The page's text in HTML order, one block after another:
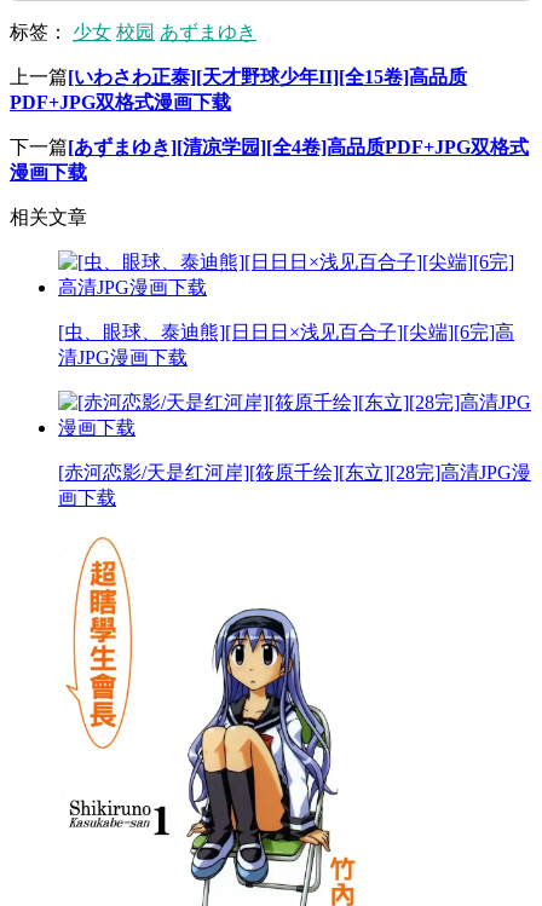
标签： 少女 校园 あずまゆき
上一篇[いわさわ正泰][天才野球少年II][全15卷]高品质
PDF+JPG双格式漫画下载
下一篇[あずまゆき][清凉学园][全4卷]高品质PDF+JPG双格式
漫画下载
相关文章
[虫、眼球、泰迪熊][日日日×浅见百合子][尖端][6完]高
清JPG漫画下载
[赤河恋影/天是红河岸][筱原千绘][东立][28完]高清JPG漫
画下载